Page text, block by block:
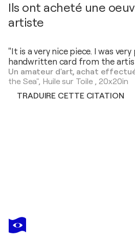
Ils ont acheté une
artiste
"It is a very nice piece. I was
handwritten card from the
Un amateur d'art, achat
the Sea", Huile sur Toile,20x20in
TRADUIRE CETTE CITATION
STANISLAV
SIDOROV